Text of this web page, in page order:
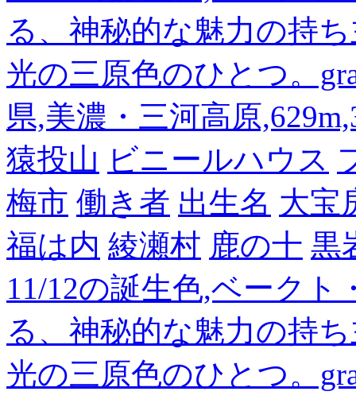
る、神秘的な魅力の持
光の三原色のひとつ。
県,美濃・三河高原
猿投山 ビニールハウス
梅市 働き者 出生名 大宝
福は内 綾瀬村 鹿の十 黒
11/12の誕生色,ベーク
る、神秘的な魅力の持
光の三原色のひとつ。